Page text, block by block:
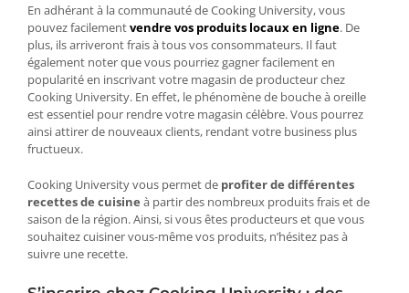
En adhérant à la communauté de Cooking University, vous
pouvez facilementvendre vos produits locaux en ligne. De
plus, ils arriveront frais à tous vos consommateurs. Il faut
également noter que vous pourriez gagner facilement en
popularité en inscrivant votre magasin de producteur chez
Cooking University. En effet, le phénomène de bouche à oreille
est essentiel pour rendre votre magasin célèbre. Vous pourrez
ainsi attirer de nouveaux clients, rendant votre business plus
fructueux.
Cooking University vous permet de profiter de différentes
recettes de cuisine à partir des nombreux produits frais et de
saison de la région. Ainsi, si vous êtes producteurs et que vous
souhaitez cuisiner vous-même vos produits, n’hésitez pas à
suivre une recette.